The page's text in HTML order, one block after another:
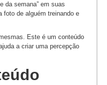
da semana” em suas
foto de alguém treinando e
Este é um conteúdo
a criar uma percepção